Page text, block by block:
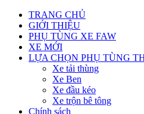
TRANG CHỦ
GIỚI THIỆU
PHỤ TÙNG XE FAW
XE MỚI
LỰA CHỌN PHỤ TÙNG
Xe tải thùng
Xe Ben
Xe đầu kéo
Xe trộn bê tông
Chính sách